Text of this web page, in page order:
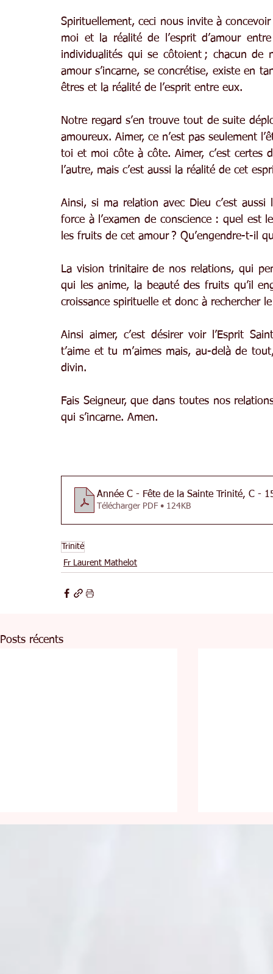
Spirituellement, ceci nous invite à
moi et la réalité de l’esprit d’amour
individualités qui se côtoient ; chacun
amour s’incarne, se concrétise, existe en
êtres et la réalité de l’esprit entre eux.
Notre regard s’en trouve tout de suite
amoureux. Aimer, ce n’est pas seulement
toi et moi côte à côte. Aimer, c’est certes
l’autre, mais c’est aussi la réalité de cet
Ainsi, si ma relation avec Dieu c’est
force à l’examen de conscience : quel est
les fruits de cet amour ? Qu’engendre-t-il
La vision trinitaire de nos relations, qui
qui les anime, la beauté des fruits qu’il
croissance spirituelle et donc à rechercher
Ainsi aimer, c’est désirer voir l’Esprit
t’aime et tu m’aimes mais, au-delà de
divin.
Fais Seigneur, que dans toutes nos
qui s’incarne. Amen.
Année C - Fête de la Sainte Trinité, C -
Télécharger PDF • 124KB
Trinité
Fr Laurent Mathelot
Posts récents